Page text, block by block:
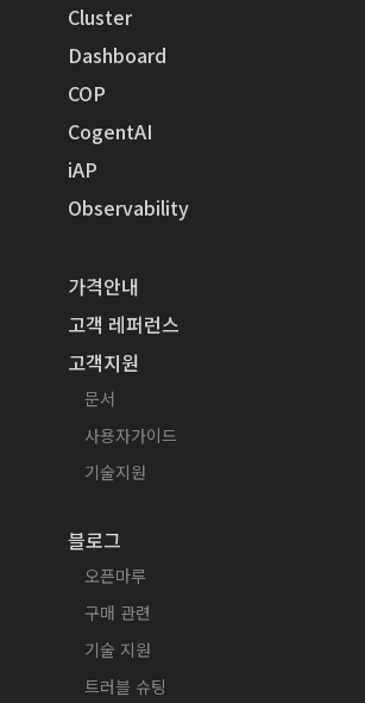
Cluster
Dashboard
COP
CogentAI
iAP
Observability
가격안내
고객 레퍼런스
고객지원
문서
사용자가이드
기술지원
블로그
오픈마루
구매 관련
기술 지원
트러블 슈팅